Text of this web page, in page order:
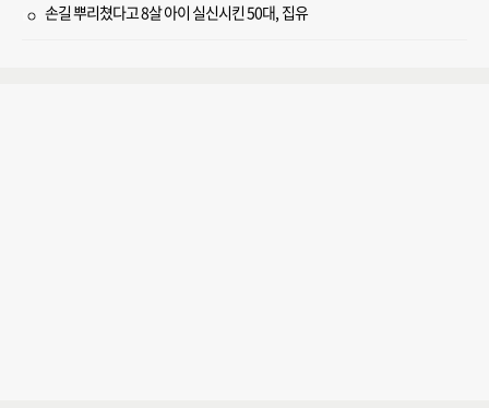
손길 뿌리쳤다고 8살 아이 실신시킨 50대, 집유